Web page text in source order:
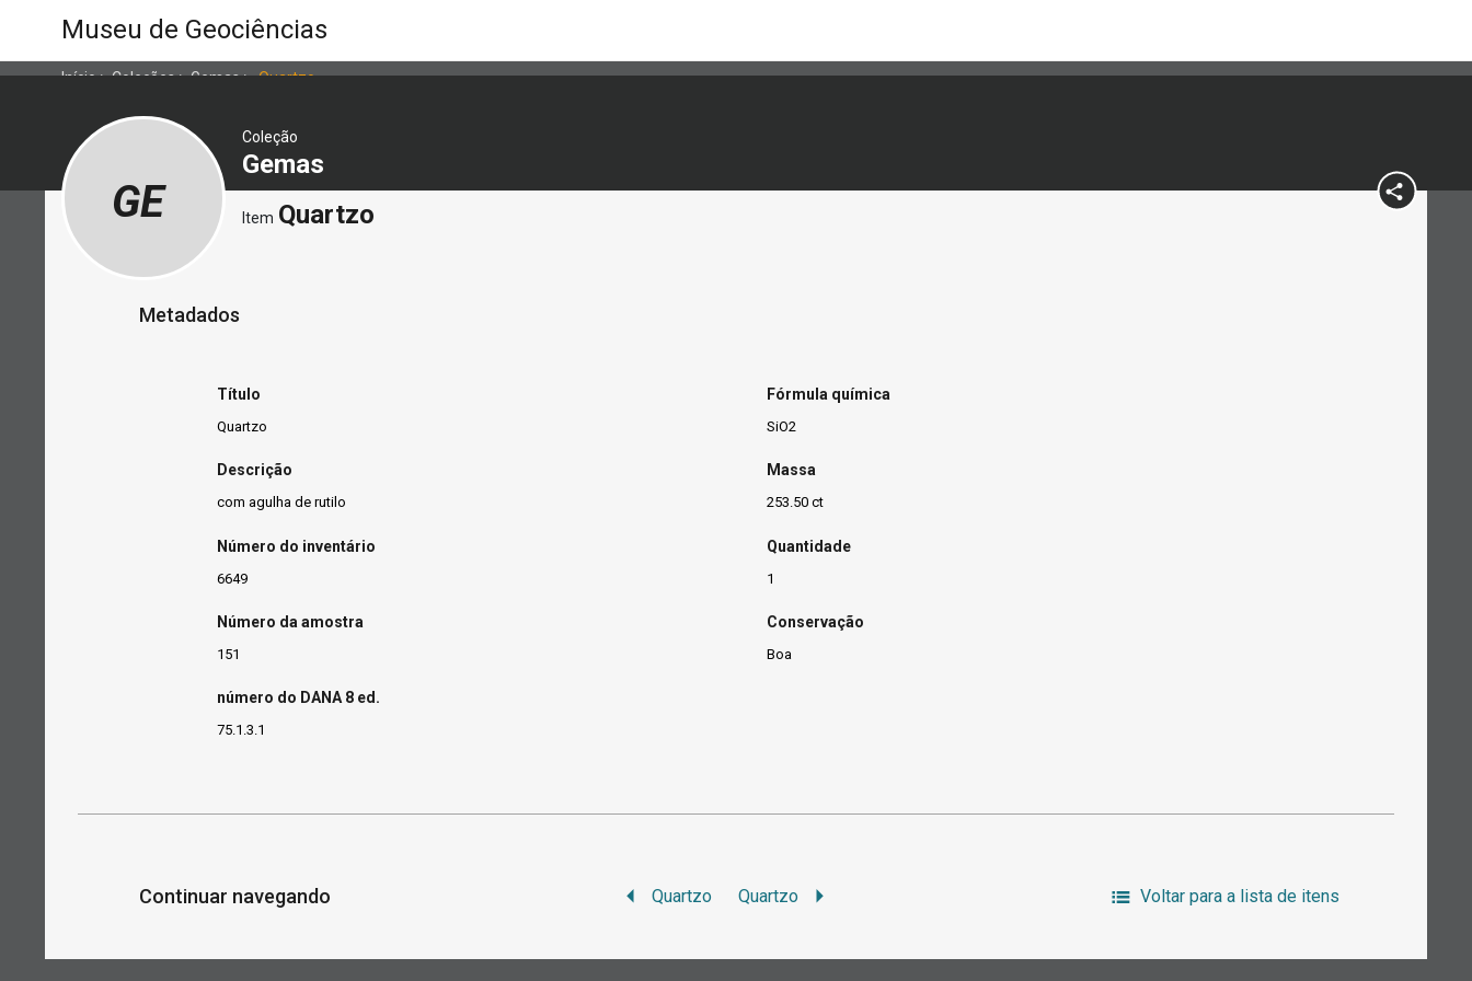
Museu de Geociências
Início>Coleções>Gemas>Quartzo
Coleção
Gemas
GE Item Quartzo
Metadados
Título
Quartzo
Descrição
com agulha de rutilo
Número do inventário
6649
Número da amostra
151
número do DANA 8 ed.
75.1.3.1
Fórmula química
SiO2
Massa
253.50 ct
Quantidade
1
Conservação
Boa
Continuar navegando Quartzo Quartzo Voltar para a lista de itens